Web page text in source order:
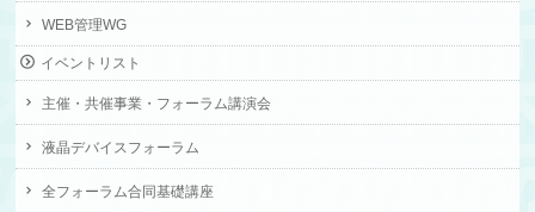
WEB管理WG
イベントリスト
主催・共催事業・フォーラム講演会
液晶デバイスフォーラム
全フォーラム合同基礎講座